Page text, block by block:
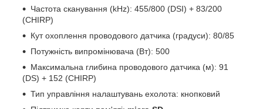
Частота сканування (kHz): 455/800 (DSI) + 83/200
(CHIRP)
Кут охоплення проводового датчика (градуси): 80/85
Потужність випромінювача (Вт): 500
Максимальна глибина проводового датчика (м): 91
(DS) + 152 (CHIRP)
Тип управління налаштувань ехолота: кнопковий